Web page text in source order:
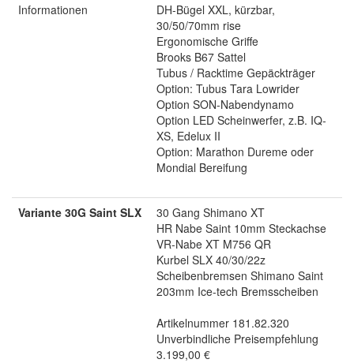
Informationen
DH-Bügel XXL, kürzbar,
30/50/70mm rise
Ergonomische Griffe
Brooks B67 Sattel
Tubus / Racktime Gepäckträger
Option: Tubus Tara Lowrider
Option SON-Nabendynamo
Option LED Scheinwerfer, z.B. IQ-
XS, Edelux II
Option: Marathon Dureme oder
Mondial Bereifung
Variante 30G Saint SLX
30 Gang Shimano XT
HR Nabe Saint 10mm Steckachse
VR-Nabe XT M756 QR
Kurbel SLX 40/30/22z
Scheibenbremsen Shimano Saint
203mm Ice-tech Bremsscheiben
Artikelnummer 181.82.320
Unverbindliche Preisempfehlung
3.199,00 €